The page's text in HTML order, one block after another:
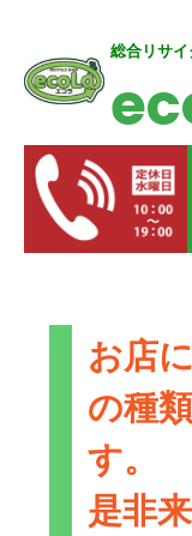
総合リサ
お店
の種
す。
是非